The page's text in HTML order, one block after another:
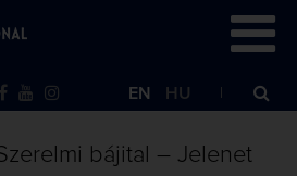
EN HU
bájital – Jelenet